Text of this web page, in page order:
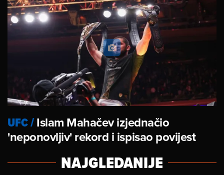
UFC/Islam Mahačev izjednačio
'neponovljiv' rekord i ispisao povijest
NAJGLEDANIJE